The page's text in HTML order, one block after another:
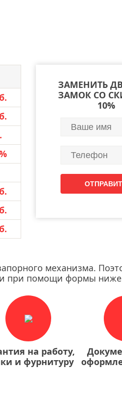
ЗАМЕНИТЬ
ЗАМОК СО
10%
механизма.
при помощи формы
на работу,
и фурнитуру